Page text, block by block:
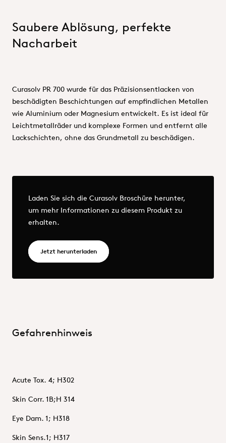
Saubere Ablösung, perfekte
Nacharbeit
Curasolv PR 700 wurde für das Präzisionsentlacken von
beschädigten Beschichtungen auf empfindlichen Metallen
wie Aluminium oder Magnesium entwickelt. Es ist ideal für
Leichtmetallräder und komplexe Formen und entfernt alle
Lackschichten, ohne das Grundmetall zu beschädigen.
Laden Sie sich die Curasolv Broschüre herunter,
um mehr Informationen zu diesem Produkt zu
erhalten.
Jetzt herunterladenOQEMA_DE_Surface
Gefahrenhinweis
Acute Tox. 4; H302
Skin Corr. 1B;H 314
Eye Dam. 1; H318
Skin Sens.1; H317